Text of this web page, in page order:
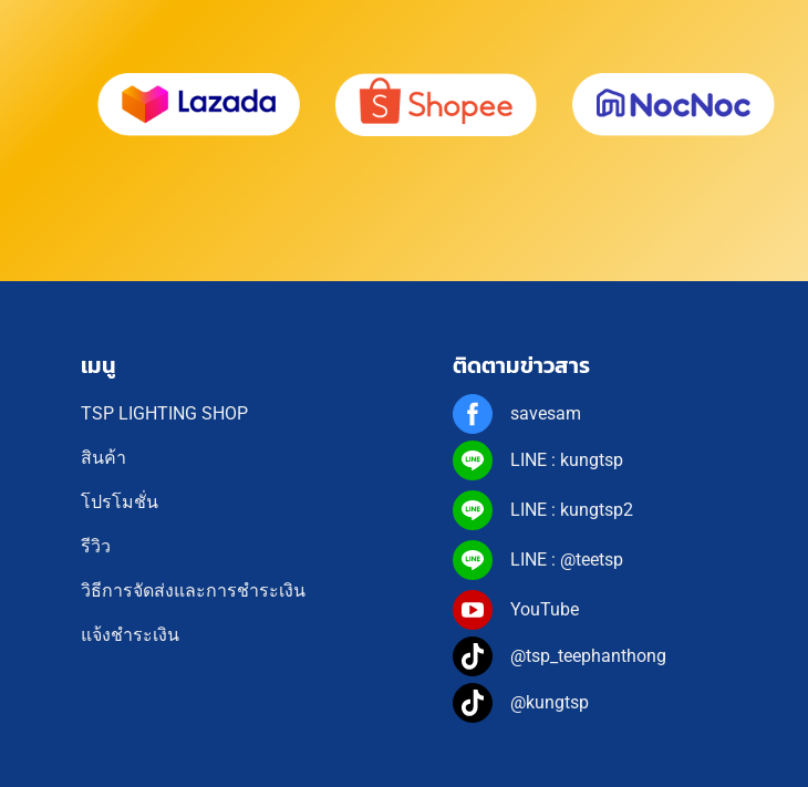
เมนู
TSP LIGHTING SHOP
สินค้า
โปรโมชั่น
รีวิว
วิธีการจัดส่งและการชำระเงิน
แจ้งชำระเงิน
ติดตามข่าวสาร
savesam
LINE : kungtsp
LINE : kungtsp2
LINE : @teetsp
YouTube
@tsp_teephanthong
@kungtsp